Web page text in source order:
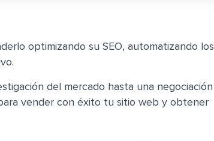
optimizando su SEO, automatizando los
del mercado hasta una negociación
vender con éxito tu sitio web y obtener